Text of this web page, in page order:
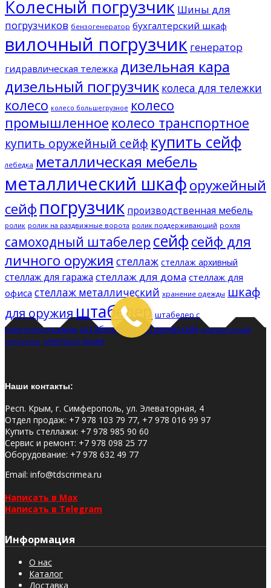
Колесный погрузчик Шины для
погрузчиков бензогенератор бухгалтерский шкаф
вилочный погрузчик генератор
гидравлическая тележка дизельная кара
дизельный погрузчик колеса для тележки
колесо колесо большегрузное колесо
промышленное колесо транспортное
купить оружейный сейф купить сейф
лебедка металлическая мебель
металлический шкафоружейный
сейф погрузчик производственная мебель
ролик ролик на раздвижные ворота ролик поддерживающий рохля
самоходный штабелер сейфсейф для
личного оружия стеллаж стеллаж архивный
стеллаж для гаража стеллаж для дома стеллаж для
офиса стеллаж металлический хранение одежды шкаф
для оружияштабелер штабелер с
электроподъемом штабелер электрический электрический
погрузчик электростанция
Наши контакты:
Респ. Крым, г. Симферополь, ул. Элеваторная, 4
Отдел продаж: +7 978 103 79 77, +7 978 016 99 97
Купить стеллажи: +7 978 985 90 60
Сервис и ремонт: +7 978 098 25 77
Оборудование: +7 978 632 49 77
Email: info@tdscrimea.ru
Написать в Max
Написать в Telegram
Информация
О нас
Каталог
Доставка